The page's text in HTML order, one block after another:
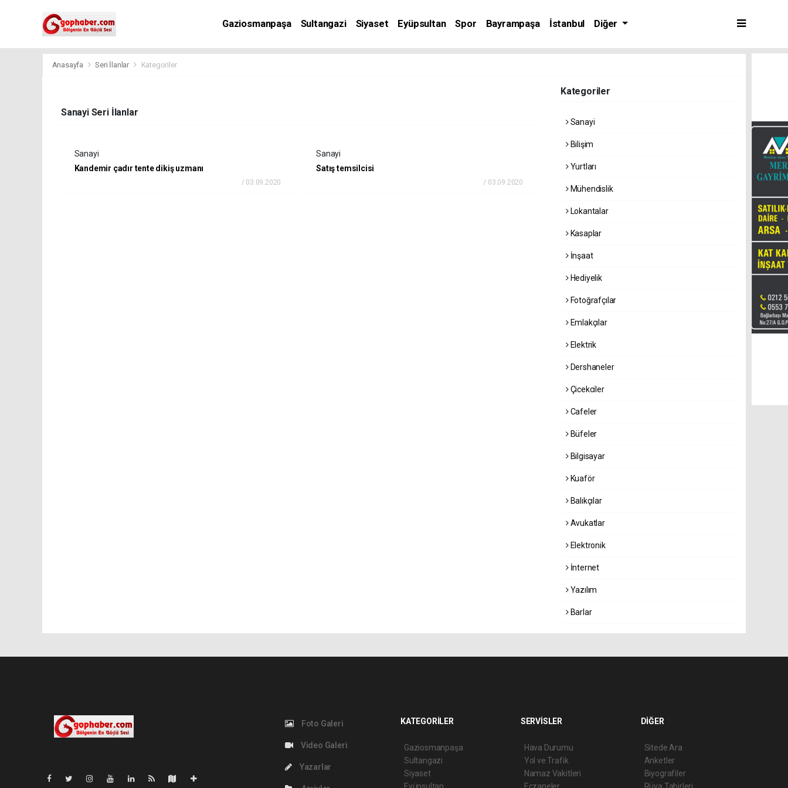
Gaziosmanpaşa Sultangazi Siyaset Eyüpsultan Spor Bayrampaşa İstanbul Diğer
Anasayfa Seri İlanlar Kategoriler
Sanayi Seri İlanlar
Sanayi
Kandemir çadır tente dikiş uzmanı
/ 03.09.2020
Sanayi
Satış temsilcisi
/ 03.09.2020
Kategoriler
Sanayi
Bilişim
Yurtları
Mühendislik
Lokantalar
Kasaplar
İnşaat
Hediyelik
Fotoğrafçılar
Emlakçılar
Elektrik
Dershaneler
Çicekciler
Cafeler
Büfeler
Bilgisayar
Kuaför
Balıkçılar
Avukatlar
Elektronik
İnternet
Yazılım
Barlar
Foto Galeri
Video Galeri
Yazarlar
KATEGORİLER
Gaziosmanpaşa
Sultangazi
Siyaset
SERVİSLER
Hava Durumu
Yol ve Trafik
Namaz Vakitleri
DİĞER
Sitede Ara
Anketler
Biyografiler